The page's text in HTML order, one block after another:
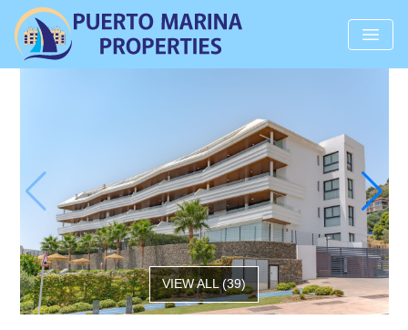
VIEW ALL(39)